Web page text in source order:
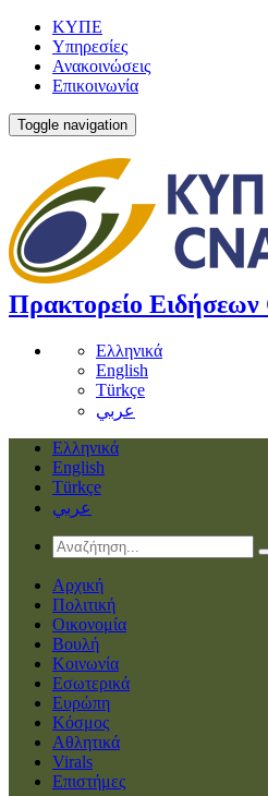
ΚΥΠΕ
Υπηρεσίες
Ανακοινώσεις
Επικοινωνία
Toggle navigation
Πρακτορείο Ειδήσεων
Ελληνικά
English
Türkçe
عربي
Ελληνικά
English
Türkçe
عربي
Αρχική
Πολιτική
Οικονομία
Βουλή
Κοινωνία
Εσωτερικά
Ευρώπη
Κόσμος
Αθλητικά
Virals
Επιστήμες